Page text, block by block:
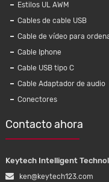
Estilos UL AWM
Cables de cable USB
Cable de vídeo para
Cable Iphone
Cable USB tipo C
Cable Adaptador de audio
Conectores
Contacto ahora
Keytech Intelligent
ken@keytech123.com